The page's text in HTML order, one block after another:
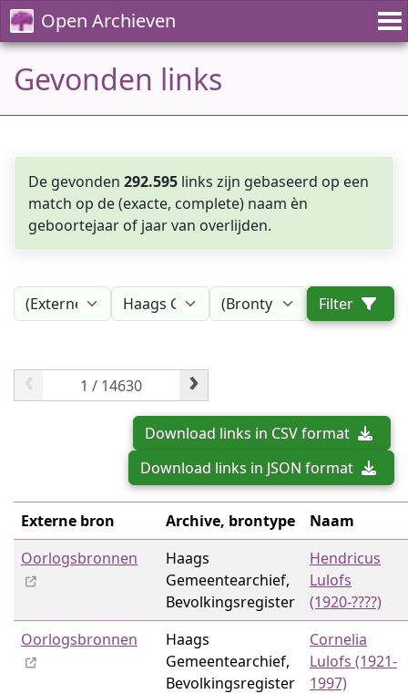
Open Archieven
Gevonden links
De gevonden 292.595 links zijn gebaseerd op een
match op de (exacte, complete) naam èn
geboortejaar of jaar van overlijden.
Filter
‹ ›
Download links in CSV format
Download links in JSON format
Externe bron Archive, brontype
Naam
Oorlogsbronnen
Haags
Gemeentearchief,
Bevolkingsregister
Hendricus
Lulofs
(1920-????)
Oorlogsbronnen
Haags
Gemeentearchief,
Bevolkingsregister
Cornelia
Lulofs (1921-
1997)